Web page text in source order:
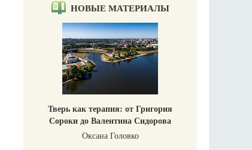
НОВЫЕ МАТЕРИАЛЫ
Тверь как терапия: от Григория
Сороки до Валентина Сидорова
Оксана Головко